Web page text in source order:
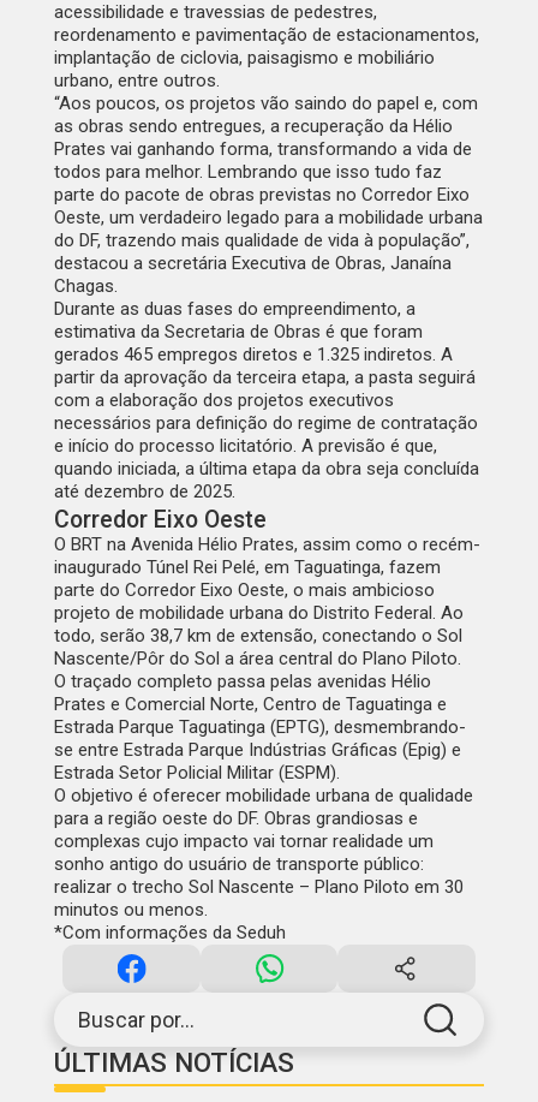
Buscar por...
ÚLTIMAS NOTÍCIAS
acessibilidade e travessias de pedestres,
reordenamento e pavimentação de estacionamentos,
implantação de ciclovia, paisagismo e mobiliário
urbano, entre outros.
“Aos poucos, os projetos vão saindo do papel e, com
as obras sendo entregues, a recuperação da Hélio
Prates vai ganhando forma, transformando a vida de
todos para melhor. Lembrando que isso tudo faz
parte do pacote de obras previstas no Corredor Eixo
Oeste, um verdadeiro legado para a mobilidade urbana
do DF, trazendo mais qualidade de vida à população”,
destacou a secretária Executiva de Obras, Janaína
Chagas.
Durante as duas fases do empreendimento, a
estimativa da Secretaria de Obras é que foram
gerados 465 empregos diretos e 1.325 indiretos. A
partir da aprovação da terceira etapa, a pasta seguirá
com a elaboração dos projetos executivos
necessários para definição do regime de contratação
e início do processo licitatório. A previsão é que,
quando iniciada, a última etapa da obra seja concluída
até dezembro de 2025.
Corredor Eixo Oeste
O BRT na Avenida Hélio Prates, assim como o recém-
inaugurado Túnel Rei Pelé, em Taguatinga, fazem
parte do Corredor Eixo Oeste, o mais ambicioso
projeto de mobilidade urbana do Distrito Federal. Ao
todo, serão 38,7 km de extensão, conectando o Sol
Nascente/Pôr do Sol a área central do Plano Piloto.
O traçado completo passa pelas avenidas Hélio
Prates e Comercial Norte, Centro de Taguatinga e
Estrada Parque Taguatinga (EPTG), desmembrando-
se entre Estrada Parque Indústrias Gráficas (Epig) e
Estrada Setor Policial Militar (ESPM).
O objetivo é oferecer mobilidade urbana de qualidade
para a região oeste do DF. Obras grandiosas e
complexas cujo impacto vai tornar realidade um
sonho antigo do usuário de transporte público:
realizar o trecho Sol Nascente – Plano Piloto em 30
minutos ou menos.
*Com informações da Seduh